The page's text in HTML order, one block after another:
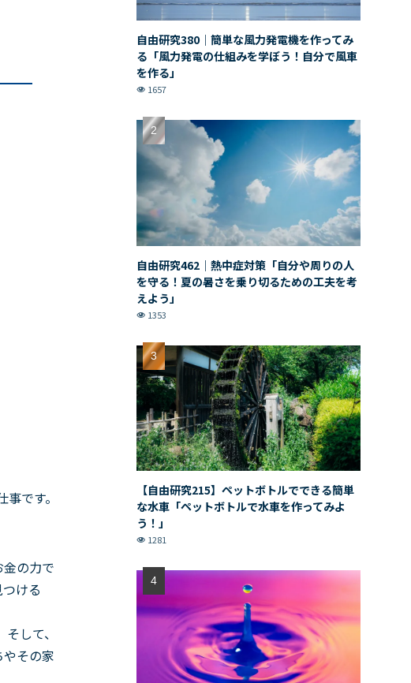
です。
の力で
ける
して、
その家
自由研究380｜簡単な風力発電機を作ってみ
る「風力発電の仕組みを学ぼう！自分で風車
を作る」
1657
自由研究462｜熱中症対策「自分や周りの人
を守る！夏の暑さを乗り切るための工夫を考
えよう」
1353
【自由研究215】ペットボトルでできる簡単
な水車「ペットボトルで水車を作ってみよ
う！」
1281